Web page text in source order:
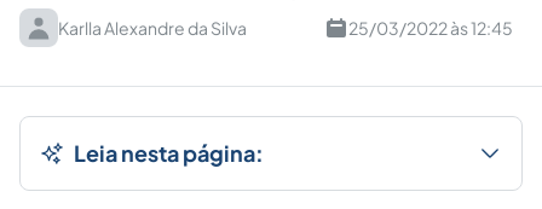
Karlla Alexandre da Silva 25/03/2022 às 12:45
Leia nesta página: